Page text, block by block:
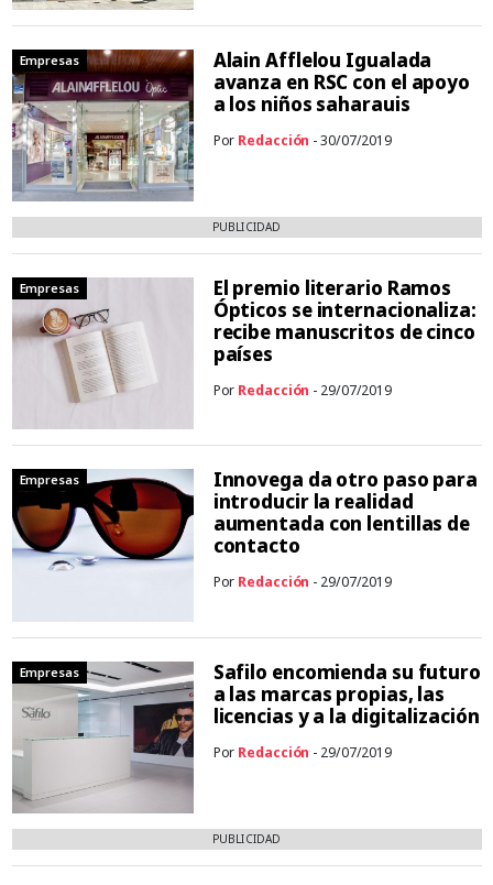
Empresas
Alain Afflelou Igualada
avanza en RSC con el apoyo
a los niños saharauis
Por Redacción - 30/07/2019
PUBLICIDAD
Empresas
El premio literario Ramos
Ópticos se internacionaliza:
recibe manuscritos de cinco
países
Por Redacción - 29/07/2019
Empresas
Innovega da otro paso para
introducir la realidad
aumentada con lentillas de
contacto
Por Redacción - 29/07/2019
Empresas
Safilo encomienda su futuro
a las marcas propias, las
licencias y a la digitalización
Por Redacción - 29/07/2019
PUBLICIDAD